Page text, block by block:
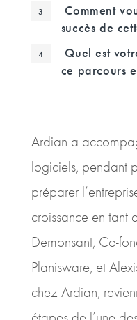
Comment
succès de
Quel est
ce parcours
Ardian a
logiciels, pendant
préparer
croissance en tant
Demonsant, Co-
Planisware, et
chez Ardian,
étapes de l’une